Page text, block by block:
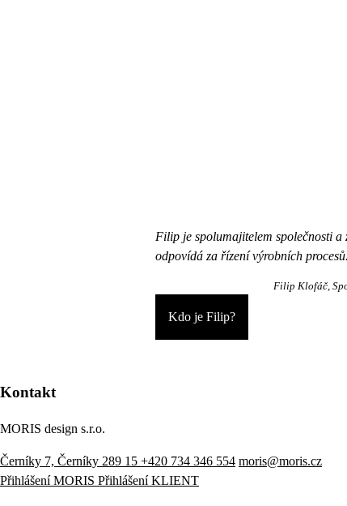
Filip je spolumajitelem společnosti a
odpovídá za řízení výrobních procesů.
Filip Klofáč
Kdo je Filip?
Kontakt
MORIS design s.r.o.
Černíky 7, Černíky 289 15 +420 734 346 554 moris@moris.cz
Přihlášení MORIS Přihlášení KLIENT